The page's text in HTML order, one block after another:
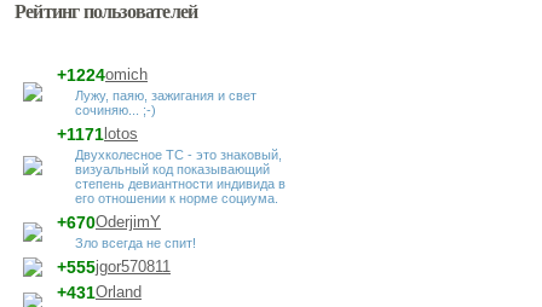
Рейтинг пользователей
omich
+1224
Лужу, паяю, зажигания и свет
сочиняю... ;-)
lotos
+1171
Двухколесное ТС - это знаковый,
визуальный код показывающий
степень девиантности индивида в
его отношении к норме социума.
OderjimY
+670
Зло всегда не спит!
jgor570811
+555
Orland
+431